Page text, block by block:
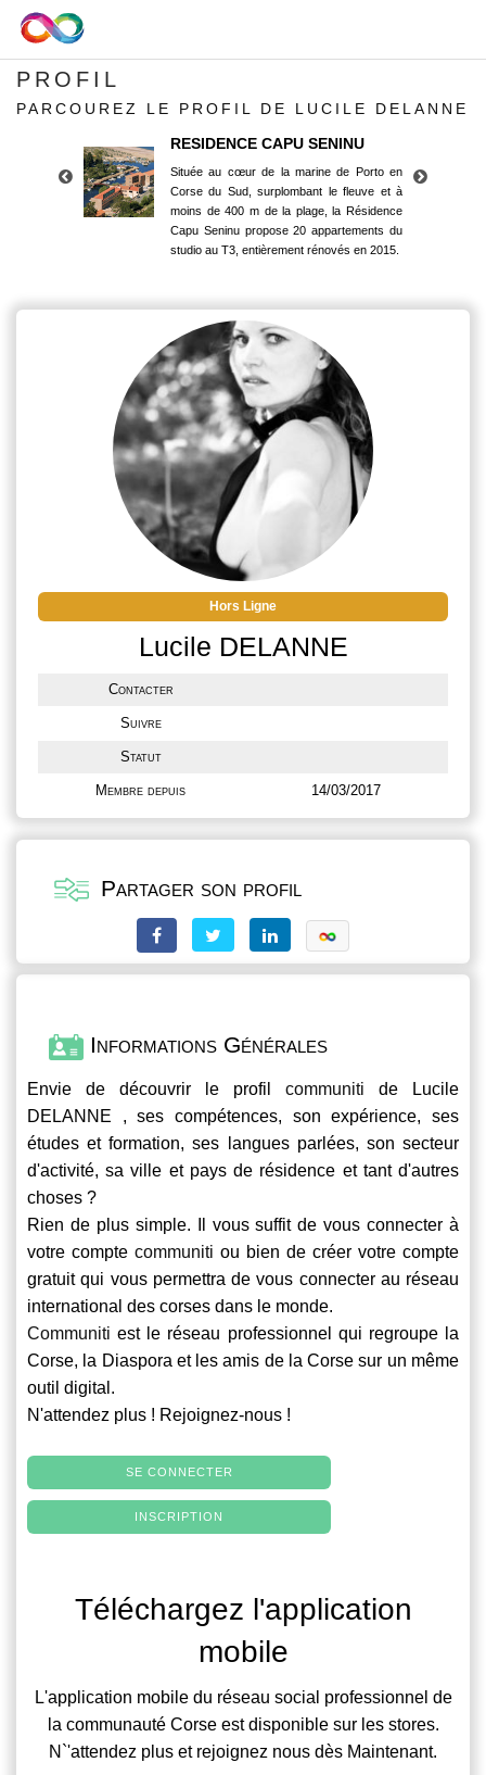
PROFIL
PARCOUREZ LE PROFIL DE LUCILE DELANNE
RESIDENCE CAPU SENINU
Située au cœur de la marine de Porto en
Corse du Sud, surplombant le fleuve et à
moins de 400 m de la plage, la Résidence
Capu Seninu propose 20 appartements du
studio au T3, entièrement rénovés en 2015.
Corse du Sud, surplombant le fleuve et à
moins de 400 m de la plage, la Résidence
Capu Seninu propose 20 appartements du
studio au T3, entièrement rénovés en 2015.
Hors Ligne
Lucile DELANNE
Contacter
Suivre
Statut
Membre depuis 14/03/2017
Partager son profil
Informations Générales
Envie de découvrir le profil communiti de Lucile
DELANNE , ses compétences, son expérience, ses
études et formation, ses langues parlées, son secteur
d'activité, sa ville et pays de résidence et tant d'autres
choses ?
Rien de plus simple. Il vous suffit de vous connecter à
votre compte communiti ou bien de créer votre compte
gratuit qui vous permettra de vous connecter au réseau
international des corses dans le monde.
Communiti est le réseau professionnel qui regroupe la
Corse, la Diaspora et les amis de la Corse sur un même
outil digital.
N'attendez plus ! Rejoignez-nous !
SE CONNECTER
INSCRIPTION
Téléchargez l'application
mobile
L'application mobile du réseau social professionnel de
la communauté Corse est disponible sur les stores.
N`'attendez plus et rejoignez nous dès Maintenant.